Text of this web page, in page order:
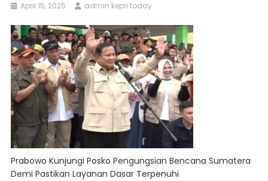
April 15, 2025 admin kepri today
Prabowo Kunjungi Posko Pengungsian Bencana Sumatera
Demi Pastikan Layanan Dasar Terpenuhi